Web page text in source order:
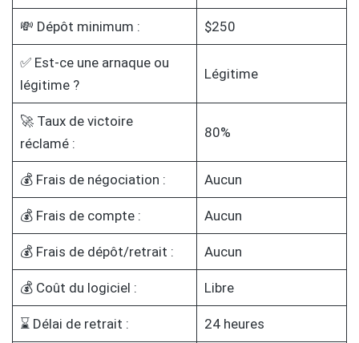
💸 Dépôt minimum : $250
✅ Est-ce une arnaque ou
légitime ?
Légitime
🚀 Taux de victoire
réclamé :
80%
💰 Frais de négociation : Aucun
💰 Frais de compte : Aucun
💰 Frais de dépôt/retrait : Aucun
💰 Coût du logiciel : Libre
⌛ Délai de retrait : 24 heures